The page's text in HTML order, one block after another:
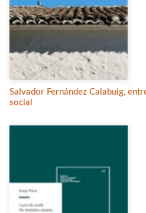
Salvador Fernández Calabuig,
social